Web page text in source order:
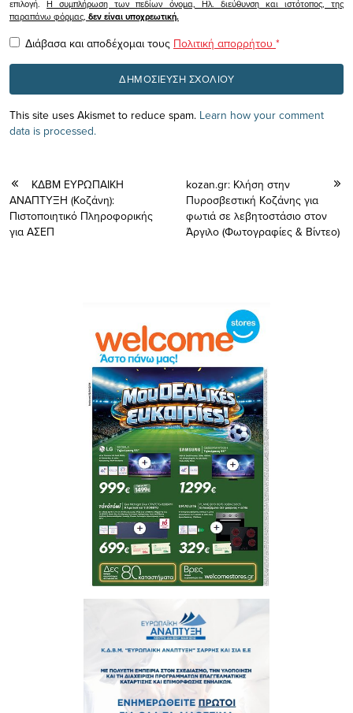
επιλογή.Η συμπλήρωση των πεδίων όνομα, Ηλ. διεύθυνση και ιστότοπος, της
παραπάνω φόρμας, δεν είναι υποχρεωτική.
Διάβασα και αποδέχομαι τους Πολιτική απορρήτου *
This site uses Akismet to reduce spam. Learn how your comment
data is processed.
ΚΔΒΜ ΕΥΡΩΠΑΙΚΗ
ΑΝΑΠΤΥΞΗ (Κοζάνη):
Πιστοποιητικό Πληροφορικής
για ΑΣΕΠ
kozan.gr: Κλήση στην
Πυροσβεστική Κοζάνης για
φωτιά σε λεβητοστάσιο στον
Άργιλο (Φωτογραφίες & Βίντεο)